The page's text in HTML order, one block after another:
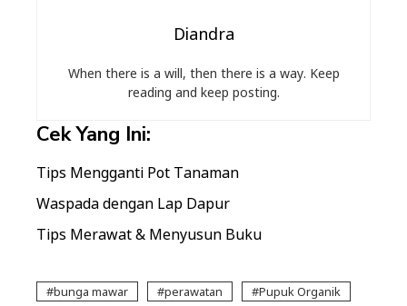
Diandra
When there is a will, then there is a way. Keep
reading and keep posting.
Cek Yang Ini:
Tips Mengganti Pot Tanaman
Waspada dengan Lap Dapur
Tips Merawat & Menyusun Buku
bunga mawar perawatan
Pupuk Organik